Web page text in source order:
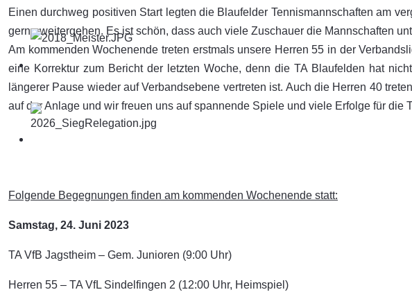
Einen durchweg positiven Start legten die Blaufelder Tennismannschaften am
gerne weitergehen. Es ist schön, dass auch viele Zuschauer die Mannschaften
Am kommenden Wochenende treten erstmals unsere Herren 55 in der
eine Korrektur zum Bericht der letzten Woche, denn die TA Blaufelden hat
längerer Pause wieder auf Verbandsebene vertreten ist. Auch die Herren 40
auf der Anlage und wir freuen uns auf spannende Spiele und viele Erfolge für die
Folgende Begegnungen finden am kommenden Wochenende statt:
Samstag, 24. Juni 2023
TA VfB Jagstheim – Gem. Junioren (9:00 Uhr)
Herren 55 – TA VfL Sindelfingen 2 (12:00 Uhr, Heimspiel)